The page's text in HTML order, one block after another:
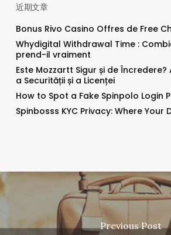
近期文章
Bonus Rivo Casino Offres de Free
Whydigital Withdrawal Time :
prend-il vraiment
Este Mozzartt Sigur și de
a Securității și a Licenței
How to Spot a Fake Spinpolo Login
Spinbosss KYC Privacy: Where Your
Previous Post